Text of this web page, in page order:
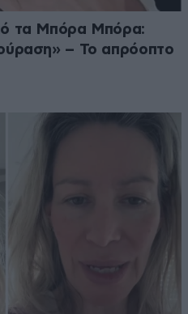
τα Μπόρα Μπόρα:
– Το απρόοπτο